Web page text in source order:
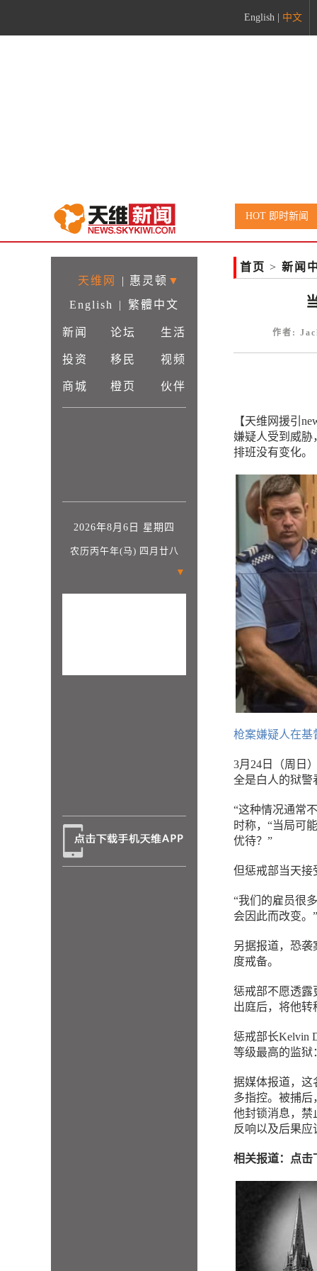
English 中文
HOT 即时新闻
天维网 | 惠灵顿 ▼
English
| 繁體中文
新闻 论坛 生活
投资 移民 视频
商城 橙页 伙伴
2026年8月6日 星期四
农历丙午年(马) 四月廿八
▼
首页 > 新闻
作者:
【天维网援引
嫌疑人受到威胁
排班没有变化。
枪案嫌疑人在基
3月24日（周日
全是白人的狱警
“这种情况通常
时称，“当局可
优待？”
但惩戒部当天接
“我们的雇员很
会因此而改变。
另据报道，恐
度戒备。
惩戒部不愿透露
出庭后，将他转
惩戒部长Kelvin
等级最高的监狱
据媒体报道，这
多指控。被捕后
他封锁消息，禁
反响以及后果应
相关报道：点击